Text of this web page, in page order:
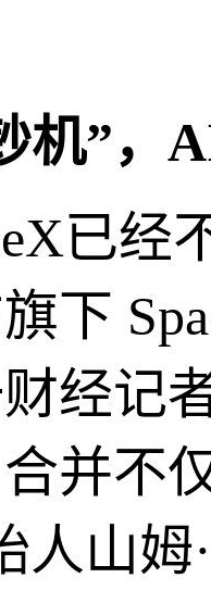
机”，
已
下
经记
并不
人山